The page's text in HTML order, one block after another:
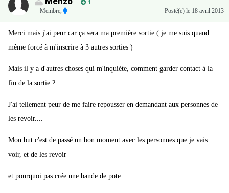
1
Membre, Posté(e) le 18 avril 2013
Merci mais j'ai peur car ça sera ma première sortie ( je me suis quand
même forcé à m'inscrire à 3 autres sorties )
Mais il y a d'autres choses qui m'inquiète, comment garder contact à la
fin de la sortie ?
J'ai tellement peur de me faire repousser en demandant aux personnes de
les revoir....
Mon but c'est de passé un bon moment avec les personnes que je vais
voir, et de les revoir
et pourquoi pas crée une bande de pote...